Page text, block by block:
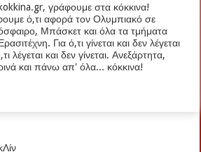
γράφουμε στα κόκκινα!
ό,τι αφορά τον Ολυμπιακό σε
Μπάσκετ και όλα τα τμήματα
Για ό,τι γίνεται και δεν λέγεται
λέγεται και δεν γίνεται. Ανεξάρτητα,
και πάνω απ' όλα... κόκκινα!